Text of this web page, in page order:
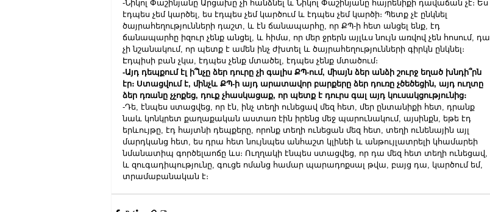
-Նիկոլ Փաշինյանը Արցախը չի հանձնել և Նիկոլ Փաշինյանը հայրենիքի դավաճան չէ։ Ես
էդպես չեմ կարծել, ես էդպես չեմ կարծում և էդպես չեմ կարծի։ Պետք չէ ընկնել
ծայրահեղությունների դաշտ, և էն ճանապարհը, որ ՔՊ-ի հետ անցել ենք, էդ
ճանապարհը իզուր չենք անցել, և հիմա, որ մեր ջրերն այլևս նույն առվով չեն հոսում, դա
չի նշանակում, որ պետք է ամեն ինչ ժխտել և ծայրահեղությունների գիրկն ընկնել։
Էդպիսի բան չկա, էդպես չենք մտածել, էդպես չենք մտածում։
-Այդ դեպքում էլ ի՞նչը ձեր դուրը չի գալիս ՔՊ-ում, միայն ձեր անձի շուրջ եղած խնդի՞րն
էր։ Ստացվում է, մինչև ՔՊ-ի այդ արատավոր բարքերը ձեր դուռը չծեծեցին, այդ ուղտը
ձեր դռանը չչոքեց, դուք չհասկացաք, որ պետք է դուրս գալ այդ կուսակցությունից։
-Դե, էնպես ստացվեց, որ էն, ինչ տեղի ունեցավ մեզ հետ, մեր ընտանիքի հետ, դրանք
նաև կոնկրետ քաղաքական աստառ էին իրենց մեջ պարունակում, այսինքն, եթե էդ
երևույթը, էդ հայտնի դեպքերը, որոնք տեղի ունեցան մեզ հետ, տեղի ունենային այլ
մարդկանց հետ, ես դրա հետ նույնպես անհաշտ կլինեի և անթույլատրելի կհամարեի
նմանատիպ գործելաոճը ևս։ Ուղղակի էնպես ստացվեց, որ դա մեզ հետ տեղի ունեցավ,
և զուգադիպությունը, գուցե ոմանց համար պարադոքսալ թվա, բայց դա, կարծում եմ,
տրամաբանական է։